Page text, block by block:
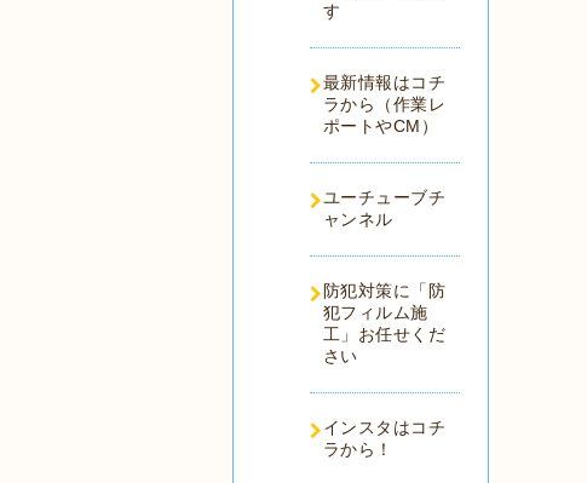
す
最新情報はコチ
ラから（作業レ
ポートやCM）
ユーチューブチ
ャンネル
防犯対策に「防
犯フィルム施
工」お任せくだ
さい
インスタはコチ
ラから！